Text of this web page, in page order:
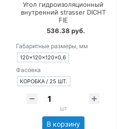
Угол гидроизоляционный
внутренний strasser DICHT
FIE
536.38 руб.
Габаритные размеры, мм
120×120×120×0,6
Фасовка
КОРОБКА / 25 ШТ.
шт
В корзину